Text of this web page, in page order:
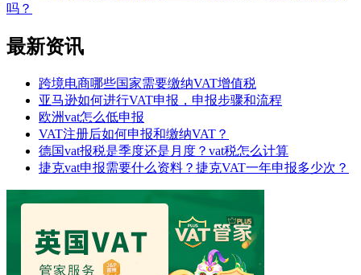
吗？
最新资讯
跨境电商哪些国家需要缴纳VAT增值税
亚马逊如何进行VAT申报，申报步骤和流程
欧洲vat怎么低申报
VAT注册后如何申报和缴纳VAT？
德国vat报税是季度还是月度？vat税怎么计算
捷克vat申报需要什么资料？捷克VAT一年申报多少次？